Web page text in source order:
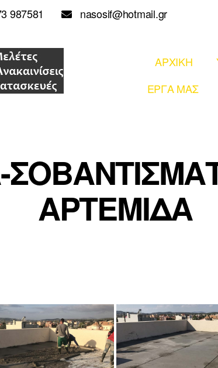
987581 nasosif@hotmail.gr
ΑΡΧΙΚΗ
ΕΡΓΑ ΜΑΣ
ΑΡΤΕΜΙΔΑ